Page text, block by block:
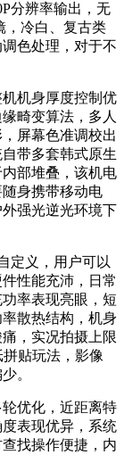
分辨率输出，无
，冷白、复古类
色处理，对于不
机身厚度控制优
畸变算法，多人
屏幕色准调校出
带多套韩式原生
部堆叠，该机电
身携带移动电
强光逆光环境下
定义，用户可以
性能充沛，日常
率表现亮眼，短
散热结构，机身
，实况拍摄上限
贴玩法，影像
。
优化，近距离特
表现优异，系统
找操作便捷，内